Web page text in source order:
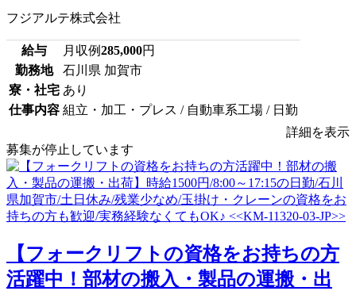
フジアルテ株式会社
給与 月収例285,000円
勤務地
石川県 加賀市
寮・社宅 あり
仕事内容 組立・加工・プレス / 自動車系工場 / 日勤
詳細を表示
募集が停止しています
【フォークリフトの資格をお持ちの方
活躍中！部材の搬入・製品の運搬・出